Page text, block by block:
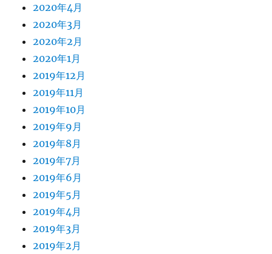
2020年4月
2020年3月
2020年2月
2020年1月
2019年12月
2019年11月
2019年10月
2019年9月
2019年8月
2019年7月
2019年6月
2019年5月
2019年4月
2019年3月
2019年2月